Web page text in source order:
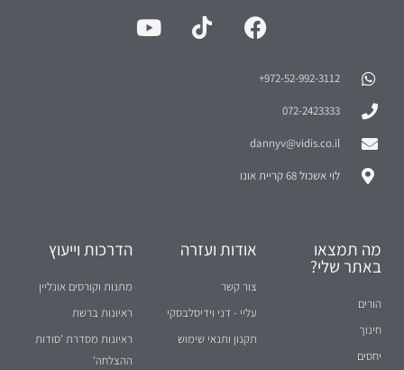
972-52-992-3112⁩+
072-2423333
dannyv@vidis.co.il
לוי אשכול 68 קריית אונו
מה תמצאו
באתר שלי?
הורים
חינוך
יחסים
אודות ועזרה
צור קשר
עליי - דני וידיסלבסקי
תקנון ותנאי שימוש
הדרכות וייעוץ
מתנות וקורסים אונליין
ראיונות ברשת
ראיונות מסדרת 'סודות
ההצלחה'